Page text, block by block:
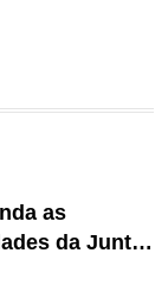
as
da Junta
de Ver